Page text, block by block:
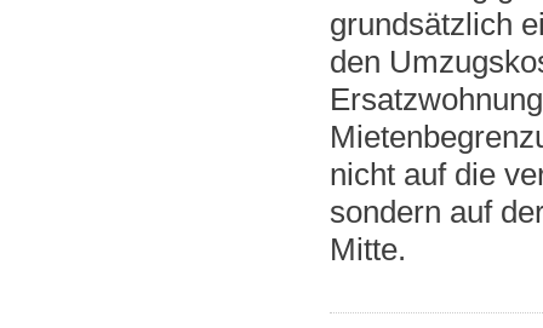
grundsätzlich
den
nicht auf die
sondern auf
Mitte.